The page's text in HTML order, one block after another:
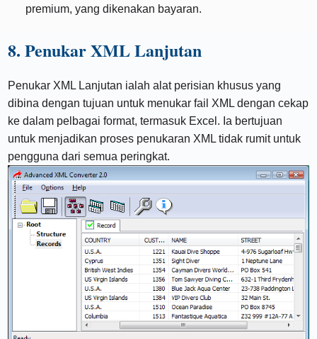
premium, yang dikenakan bayaran.
8. Penukar XML Lanjutan
Penukar XML Lanjutan ialah alat perisian khusus yang
dibina dengan tujuan untuk menukar fail XML dengan cekap
ke dalam pelbagai format, termasuk Excel. Ia bertujuan
untuk menjadikan proses penukaran XML tidak rumit untuk
pengguna dari semua peringkat.